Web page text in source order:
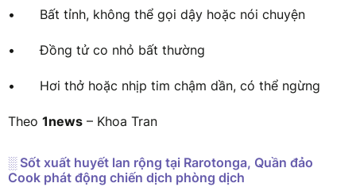
• Bất tỉnh, không thể gọi dậy hoặc nói chuyện
• Đồng tử co nhỏ bất thường
• Hơi thở hoặc nhịp tim chậm dần, có thể ngừng
Theo 1news – Khoa Tran
░ Sốt xuất huyết lan rộng tại Rarotonga, Quần đảo
Cook phát động chiến dịch phòng dịch